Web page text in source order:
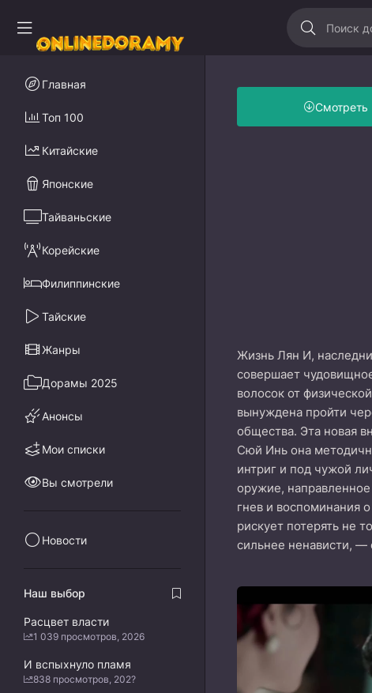
Смотреть
Жизнь Лян И,
совершает
волосок от
вынуждена пройти
общества. Эта новая
Сюй Инь она
интриг и под чужой
оружие,
гнев и воспоминания
рискует потерять не
сильнее ненависти, —
Главная
Топ 100
Китайские
Японские
Тайваньские
Корейские
Филиппинские
Тайские
Жанры
Дорамы 2025
Анонсы
Мои списки
Вы смотрели
Новости
Наш выбор
Расцвет власти
1 039 просмотров, 2026
И вспыхнуло пламя
838 просмотров, 202?